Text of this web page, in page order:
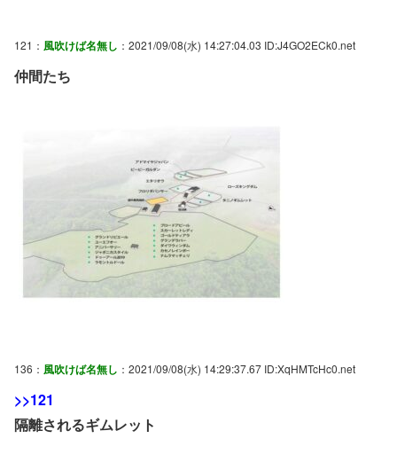
121： 風吹けば名無し ：2021/09/08(水) 14:27:04.03 ID:J4GO2ECk0.net
仲間たち
136： 風吹けば名無し ：2021/09/08(水) 14:29:37.67 ID:XqHMTcHc0.net
>>121
隔離されるギムレット